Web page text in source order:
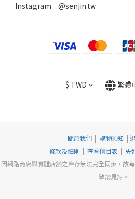
Instagram｜ @senjin.tw
$ TWD 繁體
關於我們| 購物須知 |
條款及細則 | 查看價目表 | 先
因網路商店與實體店舖之庫存無法完全同步，故
敬請見諒。